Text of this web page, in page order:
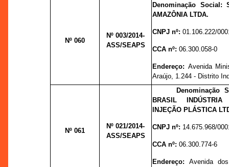
Nº 060
Nº 003/2014-
ASS/SEAPS
Denominação Social:
AMAZÔNIA LTDA.
CNPJ nº:01.106.222/
CCA nº:06.300.058-0
Endereço: Avenida
Araújo, 1.244 - Distrito
Nº 061
Nº 021/2014-
ASS/SEAPS
Denominação
BRASIL
INJEÇÃO PLÁSTICA
CNPJ nº: 14.675.968/
CCA nº:06.300.774-6
Endereço:Avenida